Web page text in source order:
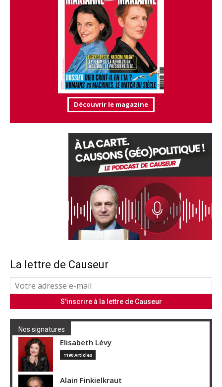
Découvrir le magazine
La lettre de Causeur
Nos signatures
Elisabeth Lévy
1190 Articles
Alain Finkielkraut